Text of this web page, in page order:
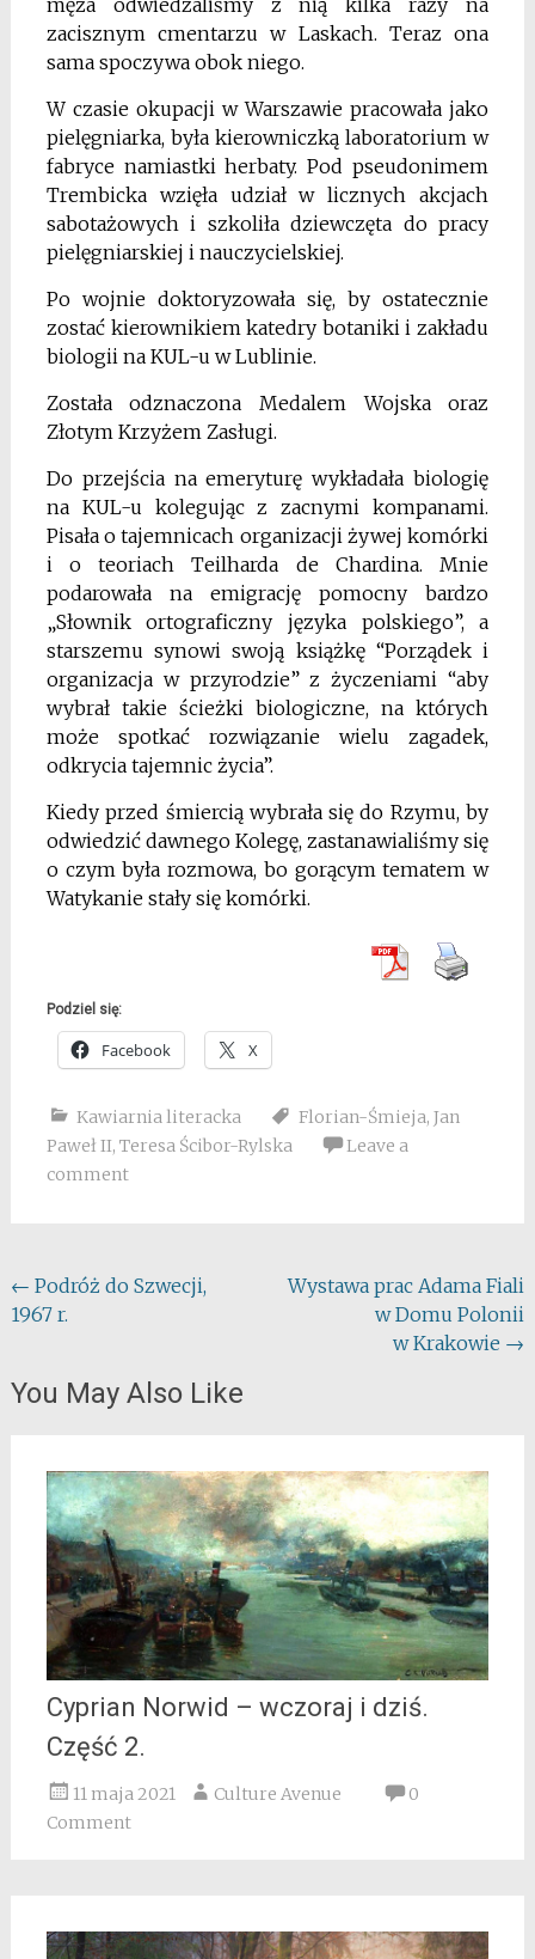
męża odwiedzaliśmy z nią kilka razy na
zacisznym cmentarzu w Laskach. Teraz ona
sama spoczywa obok niego.
W czasie okupacji w Warszawie pracowała jako
pielęgniarka, była kierowniczką laboratorium w
fabryce namiastki herbaty. Pod pseudonimem
Trembicka wzięła udział w licznych akcjach
sabotażowych i szkoliła dziewczęta do pracy
pielęgniarskiej i nauczycielskiej.
Po wojnie doktoryzowała się, by ostatecznie
zostać kierownikiem katedry botaniki i zakładu
biologii na KUL-u w Lublinie.
Została odznaczona Medalem Wojska oraz
Złotym Krzyżem Zasługi.
Do przejścia na emeryturę wykładała biologię
na KUL-u kolegując z zacnymi kompanami.
Pisała o tajemnicach organizacji żywej komórki
i o teoriach Teilharda de Chardina. Mnie
podarowała na emigrację pomocny bardzo
„Słownik ortograficzny języka polskiego”, a
starszemu synowi swoją książkę “Porządek i
organizacja w przyrodzie” z życzeniami “aby
wybrał takie ścieżki biologiczne, na których
może spotkać rozwiązanie wielu zagadek,
odkrycia tajemnic życia”.
Kiedy przed śmiercią wybrała się do Rzymu, by
odwiedzić dawnego Kolegę, zastanawialiśmy się
o czym była rozmowa, bo gorącym tematem w
Watykanie stały się komórki.
Podziel się:
Facebook X
Kawiarnia literacka Florian-Śmieja, Jan
Paweł II, Teresa Ścibor-Rylska
Leave a
comment
Post
navigation
← Podróż do Szwecji,
1967 r.
Wystawa prac Adama Fiali
w Domu Polonii
w Krakowie →
You May Also Like
Cyprian Norwid – wczoraj i dziś.
Część 2.
11 maja 2021 Culture Avenue
0
Comment